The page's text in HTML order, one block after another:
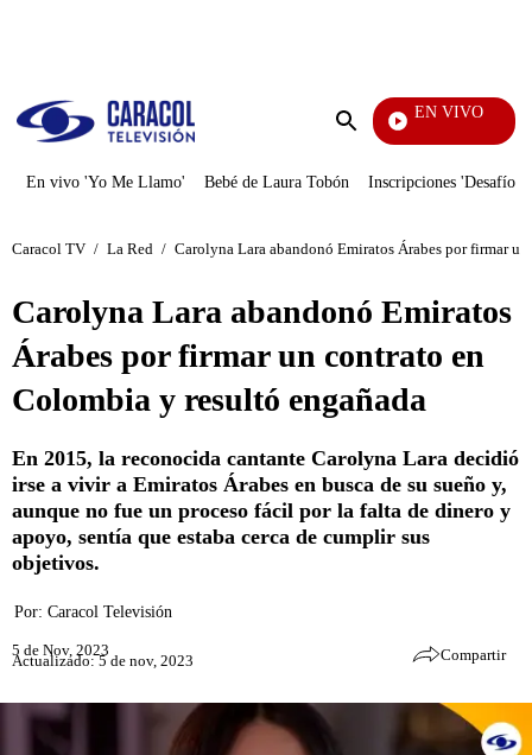
Enviar
EN VIVO
Los
En vivo 'Yo Me Llamo' Bebé de Laura Tobón Inscripciones 'Desafío'
Caracol TV / La Red / Carolyna Lara abandonó Emiratos Árabes por firmar
Carolyna Lara abandonó Emiratos
Árabes por firmar un contrato en
Colombia y resultó engañada
En 2015, la reconocida cantante Carolyna Lara decidió
irse a vivir a Emiratos Árabes en busca de su sueño y,
aunque no fue un proceso fácil por la falta de dinero y
apoyo, sentía que estaba cerca de cumplir sus
objetivos.
Por: Caracol Televisión
5 de Nov, 2023
Actualizado: 5 de nov, 2023 Compartir